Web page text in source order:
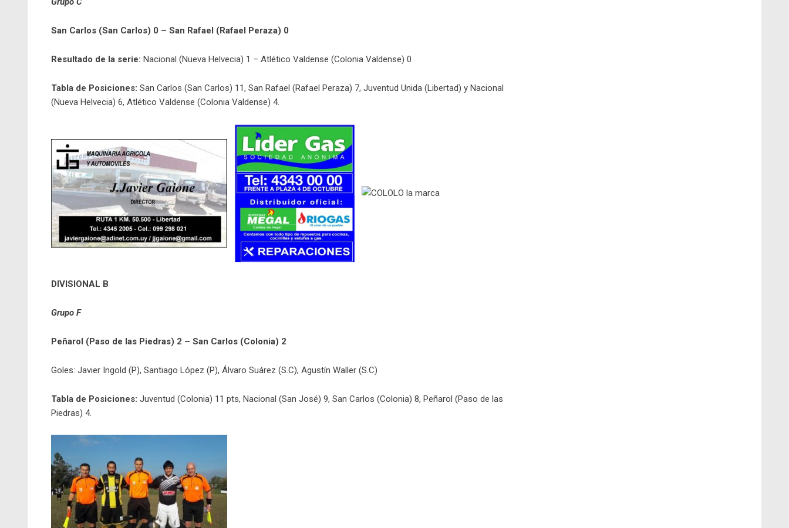
San Carlos (San Carlos) 0 – San Rafael (Rafael Peraza) 0
Resultado de la serie: Nacional (Nueva Helvecia) 1 – Atlético Valdense (Colonia Valdense) 0
Tabla de Posiciones: San Carlos (San Carlos) 11, San Rafael (Rafael Peraza) 7, Juventud Unida (Libertad) y Nacional
(Nueva Helvecia) 6, Atlético Valdense (Colonia Valdense) 4.
DIVISIONAL B
Grupo F
Peñarol (Paso de las Piedras) 2 – San Carlos (Colonia) 2
Goles: Javier Ingold (P), Santiago López (P), Álvaro Suárez (S.C), Agustín Waller (S.C)
Tabla de Posiciones: Juventud (Colonia) 11 pts, Nacional (San José) 9, San Carlos (Colonia) 8, Peñarol (Paso de las
Piedras) 4.